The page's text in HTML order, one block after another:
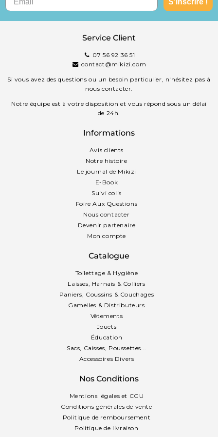
S'inscrire !
Service Client
07 56 92 36 51
contact@mikizi.com
Si vous avez des questions ou un besoin particulier, n'hésitez pas à
nous contacter.
Notre équipe est à votre disposition et vous répond sous un délai
de 24h.
Informations
Avis clients
Notre histoire
Le journal de Mikizi
E-Book
Suivi colis
Foire Aux Questions
Nous contacter
Devenir partenaire
Mon compte
Catalogue
Toilettage & Hygiène
Laisses, Harnais & Colliers
Paniers, Coussins & Couchages
Gamelles & Distributeurs
Vêtements
Jouets
Éducation
Sacs, Caisses, Poussettes...
Accessoires Divers
Nos Conditions
Mentions légales et CGU
Conditions générales de vente
Politique de remboursement
Politique de livraison